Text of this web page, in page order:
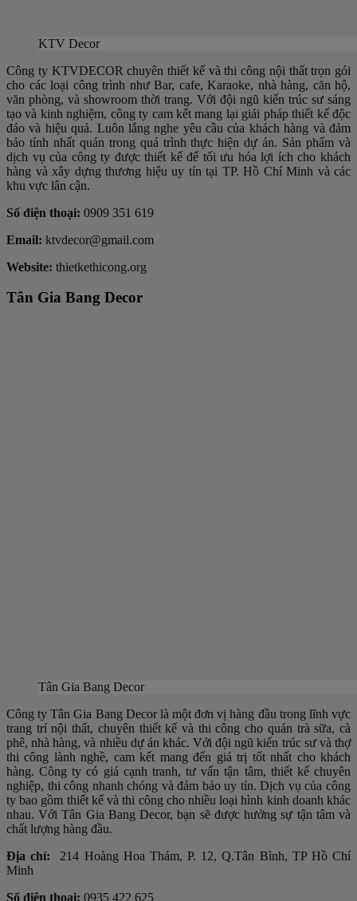
KTV Decor
Công ty KTVDECOR chuyên thiết kế và thi công nội thất trọn gói
cho các loại công trình như Bar, cafe, Karaoke, nhà hàng, căn hộ,
văn phòng, và showroom thời trang. Với đội ngũ kiến trúc sư sáng
tạo và kinh nghiệm, công ty cam kết mang lại giải pháp thiết kế độc
đáo và hiệu quả. Luôn lắng nghe yêu cầu của khách hàng và đảm
bảo tính nhất quán trong quá trình thực hiện dự án. Sản phẩm và
dịch vụ của công ty được thiết kế để tối ưu hóa lợi ích cho khách
hàng và xây dựng thương hiệu uy tín tại TP. Hồ Chí Minh và các
khu vực lân cận.
Số điện thoại: 0909 351 619
Email: ktvdecor@gmail.com
Website: thietkethicong.org
Tân Gia Bang Decor
Tân Gia Bang Decor
Công ty Tân Gia Bang Decor là một đơn vị hàng đầu trong lĩnh vực
trang trí nội thất, chuyên thiết kế và thi công cho quán trà sữa, cà
phê, nhà hàng, và nhiều dự án khác. Với đội ngũ kiến trúc sư và thợ
thi công lành nghề, cam kết mang đến giá trị tốt nhất cho khách
hàng. Công ty có giá cạnh tranh, tư vấn tận tâm, thiết kế chuyên
nghiệp, thi công nhanh chóng và đảm bảo uy tín. Dịch vụ của công
ty bao gồm thiết kế và thi công cho nhiều loại hình kinh doanh khác
nhau. Với Tân Gia Bang Decor, bạn sẽ được hưởng sự tận tâm và
chất lượng hàng đầu.
Địa chỉ: 214 Hoàng Hoa Thám, P. 12, Q.Tân Bình, TP Hồ Chí
Minh
Số điện thoại: 0935 422 625